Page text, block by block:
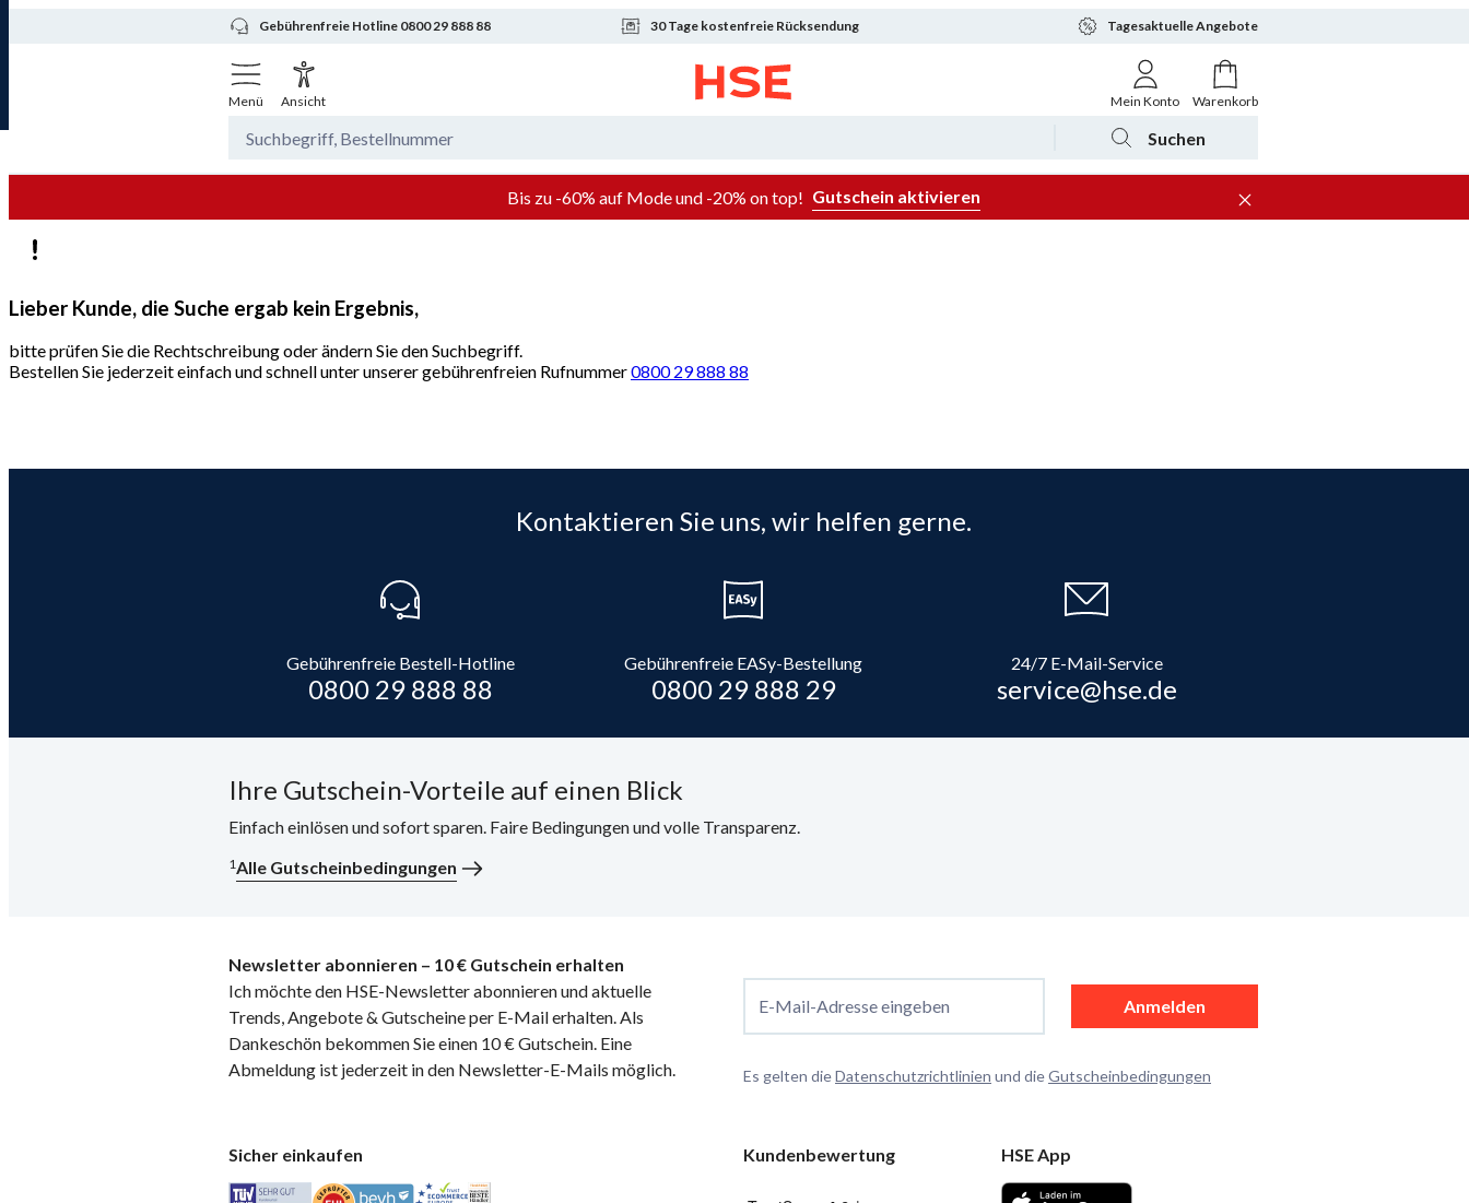
Gebührenfreie Hotline 0800 29 888 88 30 Tage kostenfreie Rücksendung Tagesaktuelle Angebote
Menü Ansicht Mein Konto Warenkorb
Suchen
Bis zu -60% auf Mode und -20% on top! Gutschein aktivieren
Lieber Kunde, die Suche ergab kein Ergebnis,
bitte prüfen Sie die Rechtschreibung oder ändern Sie den Suchbegriff.
Bestellen Sie jederzeit einfach und schnell unter unserer gebührenfreien Rufnummer0800 29 888 88
Kontaktieren Sie uns, wir helfen gerne.
Gebührenfreie Bestell-Hotline
0800 29 888 88
Gebührenfreie EASy-Bestellung
0800 29 888 29
24/7 E-Mail-Service
service@hse.de
Ihre Gutschein-Vorteile auf einen Blick
Einfach einlösen und sofort sparen. Faire Bedingungen und volle Transparenz.
1Alle Gutscheinbedingungen
Newsletter abonnieren – 10 € Gutschein erhalten
Ich möchte den HSE-Newsletter abonnieren und aktuelle
Trends, Angebote & Gutscheine per E-Mail erhalten. Als
Dankeschön bekommen Sie einen 10 € Gutschein. Eine
Abmeldung ist jederzeit in den Newsletter-E-Mails möglich.
E-Mail-Adresse eingeben Anmelden
Es gelten dieDatenschutzrichtlinien und dieGutscheinbedingungen
Sicher einkaufen Kundenbewertung HSE App